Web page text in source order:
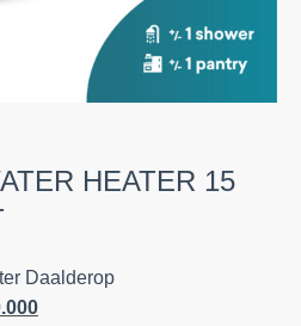
HEATER 15
Daalderop